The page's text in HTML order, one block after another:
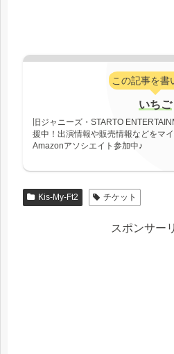
この記事を書
いちご
旧ジャニーズ・STARTO
援中！出演情報や販売情報などをマ
Amazonアソシエイト参加中♪
Kis-My-Ft2 チケット
スポンサー